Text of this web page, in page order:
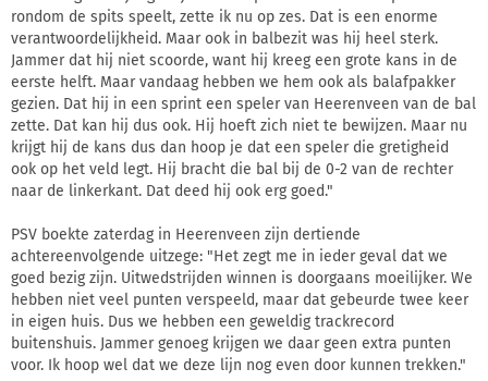
rondom de spits speelt, zette ik nu op zes. Dat is een enorme
verantwoordelijkheid. Maar ook in balbezit was hij heel sterk.
Jammer dat hij niet scoorde, want hij kreeg een grote kans in de
eerste helft. Maar vandaag hebben we hem ook als balafpakker
gezien. Dat hij in een sprint een speler van Heerenveen van de bal
zette. Dat kan hij dus ook. Hij hoeft zich niet te bewijzen. Maar nu
krijgt hij de kans dus dan hoop je dat een speler die gretigheid
ook op het veld legt. Hij bracht die bal bij de 0-2 van de rechter
naar de linkerkant. Dat deed hij ook erg goed."
PSV boekte zaterdag in Heerenveen zijn dertiende
achtereenvolgende uitzege: "Het zegt me in ieder geval dat we
goed bezig zijn. Uitwedstrijden winnen is doorgaans moeilijker. We
hebben niet veel punten verspeeld, maar dat gebeurde twee keer
in eigen huis. Dus we hebben een geweldig trackrecord
buitenshuis. Jammer genoeg krijgen we daar geen extra punten
voor. Ik hoop wel dat we deze lijn nog even door kunnen trekken."